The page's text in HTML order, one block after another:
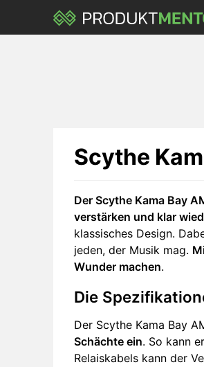
main
Scythe
Der Scythe Kama Bay
verstärken und klar
klassisches Design.
jeden, der Musik mag.
Wunder machen.
Die
Der Scythe Kama Bay
Schächte ein. So kann
Relaiskabels kann der